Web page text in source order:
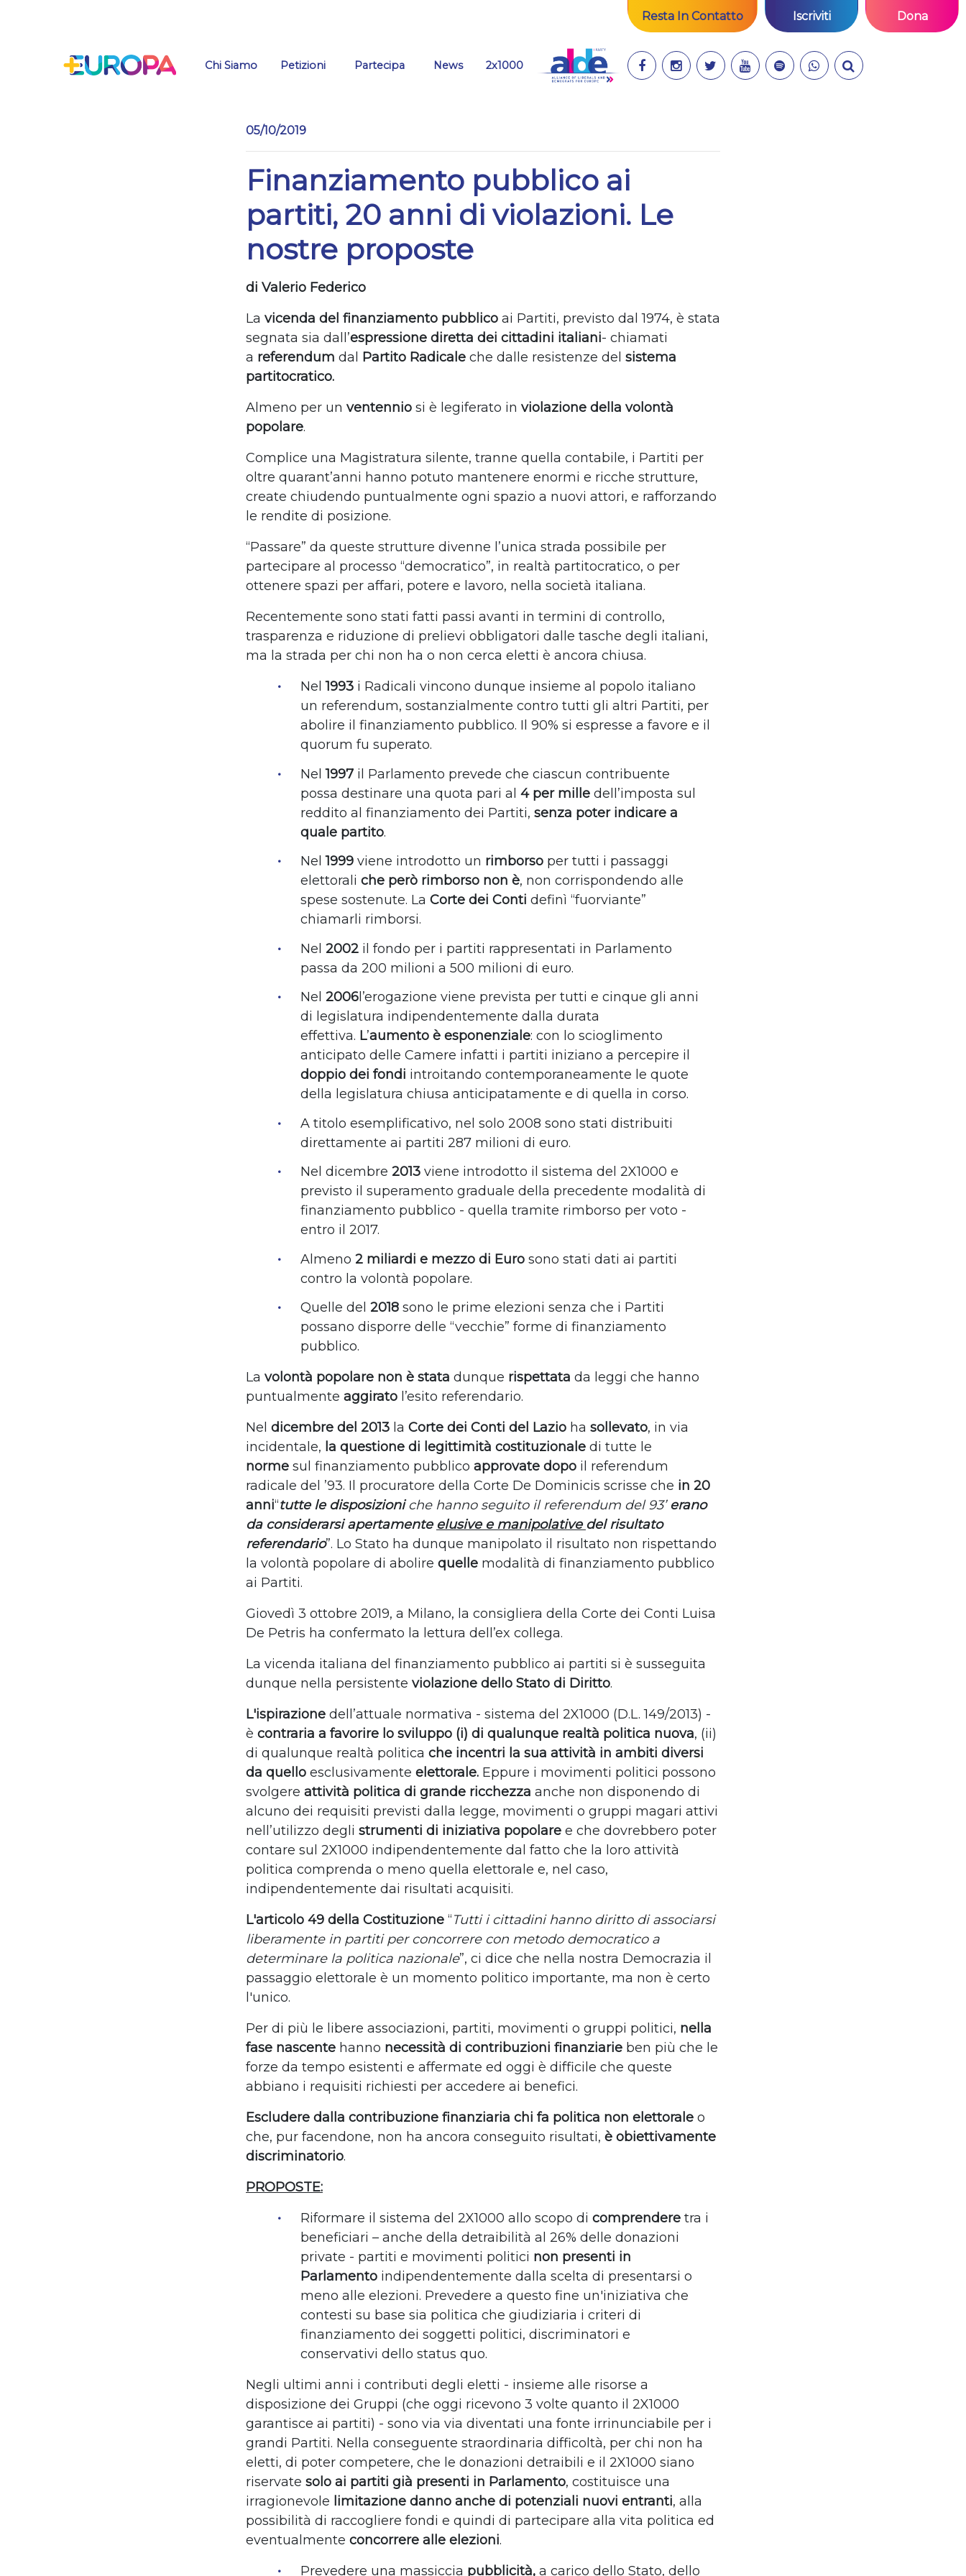
Resta In Contatto Iscriviti Dona
Chi Siamo Petizioni Partecipa News(current)
2x1000
05/10/2019
Finanziamento pubblico ai
partiti, 20 anni di violazioni. Le
nostre proposte
di Valerio Federico
La vicenda del finanziamento pubblico ai Partiti, previsto dal 1974, è stata
segnata sia dall’espressione diretta dei cittadini italiani- chiamati
a referendum dal Partito Radicale che dalle resistenze del sistema
partitocratico.
Almeno per un ventennio si è legiferato in violazione della volontà
popolare.
Complice una Magistratura silente, tranne quella contabile, i Partiti per
oltre quarant’anni hanno potuto mantenere enormi e ricche strutture,
create chiudendo puntualmente ogni spazio a nuovi attori, e rafforzando
le rendite di posizione.
“Passare” da queste strutture divenne l’unica strada possibile per
partecipare al processo “democratico”, in realtà partitocratico, o per
ottenere spazi per affari, potere e lavoro, nella società italiana.
Recentemente sono stati fatti passi avanti in termini di controllo,
trasparenza e riduzione di prelievi obbligatori dalle tasche degli italiani,
ma la strada per chi non ha o non cerca eletti è ancora chiusa.
Nel1993 i Radicali vincono dunque insieme al popolo italiano
un referendum, sostanzialmente contro tutti gli altri Partiti, per
abolire il finanziamento pubblico. Il 90% si espresse a favore e il
quorum fu superato.
Nel1997 il Parlamento prevede che ciascun contribuente
possa destinare una quota pari al 4 per mille dell’imposta sul
reddito al finanziamento dei Partiti, senza poter indicare a
quale partito.
Nel1999 viene introdotto un rimborso per tutti i passaggi
elettorali che però rimborso non è, non corrispondendo alle
spese sostenute. La Corte dei Conti definì “fuorviante”
chiamarli rimborsi.
Nel 2002 il fondo per i partiti rappresentati in Parlamento
passa da 200 milioni a 500 milioni di euro.
Nel 2006 l’erogazione viene prevista per tutti e cinque gli anni
di legislatura indipendentemente dalla durata
effettiva. L’aumento è esponenziale: con lo scioglimento
anticipato delle Camere infatti i partiti iniziano a percepire il
doppio dei fondi introitando contemporaneamente le quote
della legislatura chiusa anticipatamente e di quella in corso.
A titolo esemplificativo, nel solo 2008 sono stati distribuiti
direttamente ai partiti 287 milioni di euro.
Nel dicembre 2013 viene introdotto il sistema del 2X1000 e
previsto il superamento graduale della precedente modalità di
finanziamento pubblico - quella tramite rimborso per voto -
entro il 2017.
Almeno 2 miliardi e mezzo di Euro sono stati dati ai partiti
contro la volontà popolare.
Quelle del 2018 sono le prime elezioni senza che i Partiti
possano disporre delle “vecchie” forme di finanziamento
pubblico.
La volontà popolare non è stata dunque rispettata da leggi che hanno
puntualmente aggirato l’esito referendario.
Nel dicembre del 2013 la Corte dei Conti del Lazio ha sollevato, in via
incidentale, la questione di legittimità costituzionale di tutte le
norme sul finanziamento pubblico approvate dopo il referendum
radicale del ’93. Il procuratore della Corte De Dominicis scrisse che in 20
anni“tutte le disposizioniche hanno seguito il referendum del 93’erano
da considerarsi apertamenteelusive e manipolativedel risultato
referendario”. Lo Stato ha dunque manipolato il risultato non rispettando
la volontà popolare di abolire quelle modalità di finanziamento pubblico
ai Partiti.
Giovedì 3 ottobre 2019, a Milano, la consigliera della Corte dei Conti Luisa
De Petris ha confermato la lettura dell’ex collega.
La vicenda italiana del finanziamento pubblico ai partiti si è susseguita
dunque nella persistente violazione dello Stato di Diritto.
L'ispirazione dell’attuale normativa - sistema del 2X1000 (D.L. 149/2013) -
è contraria a favorire lo sviluppo (i) di qualunque realtà politica nuova, (ii)
di qualunque realtà politica che incentri la sua attività in ambiti diversi
da quello esclusivamente elettorale. Eppure i movimenti politici possono
svolgere attività politica di grande ricchezza anche non disponendo di
alcuno dei requisiti previsti dalla legge, movimenti o gruppi magari attivi
nell’utilizzo degli strumenti di iniziativa popolare e che dovrebbero poter
contare sul 2X1000 indipendentemente dal fatto che la loro attività
politica comprenda o meno quella elettorale e, nel caso,
indipendentemente dai risultati acquisiti.
L'articolo 49 della Costituzione “Tutti i cittadini hanno diritto di associarsi
liberamente in partiti per concorrere con metodo democratico a
determinare la politica nazionale”, ci dice che nella nostra Democrazia il
passaggio elettorale è un momento politico importante, ma non è certo
l'unico.
Per di più le libere associazioni, partiti, movimenti o gruppi politici, nella
fase nascente hanno necessità di contribuzioni finanziarie ben più che le
forze da tempo esistenti e affermate ed oggi è difficile che queste
abbiano i requisiti richiesti per accedere ai benefici.
Escludere dalla contribuzione finanziaria chi fa politica non elettorale o
che, pur facendone, non ha ancora conseguito risultati, è obiettivamente
discriminatorio.
PROPOSTE:
Riformare il sistema del 2X1000 allo scopo di comprendere tra i
beneficiari – anche della detraibilità al 26% delle donazioni
private - partiti e movimenti politici non presenti in
Parlamento indipendentemente dalla scelta di presentarsi o
meno alle elezioni. Prevedere a questo fine un'iniziativa che
contesti su base sia politica che giudiziaria i criteri di
finanziamento dei soggetti politici, discriminatori e
conservativi dello status quo.
Negli ultimi anni i contributi degli eletti - insieme alle risorse a
disposizione dei Gruppi (che oggi ricevono 3 volte quanto il 2X1000
garantisce ai partiti) - sono via via diventati una fonte irrinunciabile per i
grandi Partiti. Nella conseguente straordinaria difficoltà, per chi non ha
eletti, di poter competere, che le donazioni detraibili e il 2X1000 siano
riservate solo ai partiti già presenti in Parlamento, costituisce una
irragionevole limitazione danno anche di potenziali nuovi entranti, alla
possibilità di raccogliere fondi e quindi di partecipare alla vita politica ed
eventualmente concorrere alle elezioni.
Prevedere una massiccia pubblicità, a carico dello Stato, dello